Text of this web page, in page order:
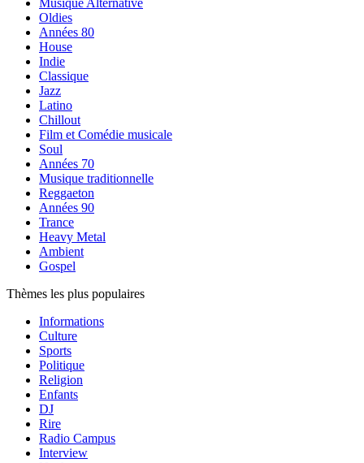
Musique Alternative
Oldies
Années 80
House
Indie
Classique
Jazz
Latino
Chillout
Film et Comédie musicale
Soul
Années 70
Musique traditionnelle
Reggaeton
Années 90
Trance
Heavy Metal
Ambient
Gospel
Thèmes les plus populaires
Informations
Culture
Sports
Politique
Religion
Enfants
DJ
Rire
Radio Campus
Interview